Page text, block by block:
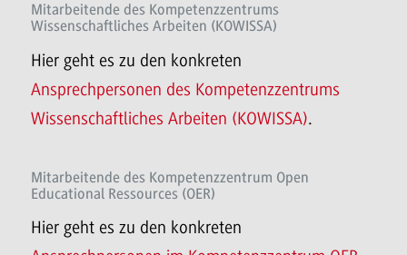
Mitarbeitende des Kompetenzzentrums
Wissenschaftliches Arbeiten (KOWISSA)
Hier geht es zu den konkreten
Ansprechpersonen des Kompetenzzentrums
Wissenschaftliches Arbeiten (KOWISSA).
Mitarbeitende des Kompetenzzentrum Open
Educational Ressources (OER)
Hier geht es zu den konkreten